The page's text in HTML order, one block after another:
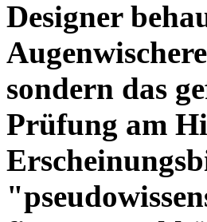
Designer
sondern das
Prüfung am